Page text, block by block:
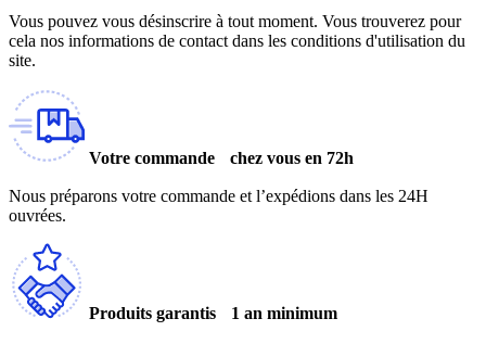
Vous pouvez vous désinscrire à tout moment. Vous trouverez pour
cela nos informations de contact dans les conditions d'utilisation du
site.
Votre commande chez vous en 72h
Nous préparons votre commande et l’expédions dans les 24H
ouvrées.
Produits garantis 1 an minimum